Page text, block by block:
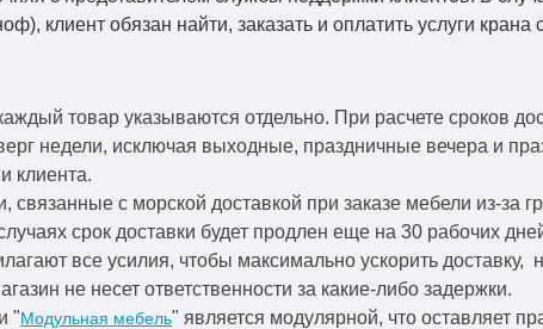
клиент обязан найти, заказать и оплатить услуги крана
товар указываются отдельно. При расчете сроков
недели, исключая выходные, праздничные вечера и
клиента.
связанные с морской доставкой при заказе мебели из-за
срок доставки будет продлен еще на 30 рабочих
все усилия, чтобы максимально ускорить доставку,
не несет ответственности за какие-либо задержки.
"Модульная мебель" является модулярной, что оставляет